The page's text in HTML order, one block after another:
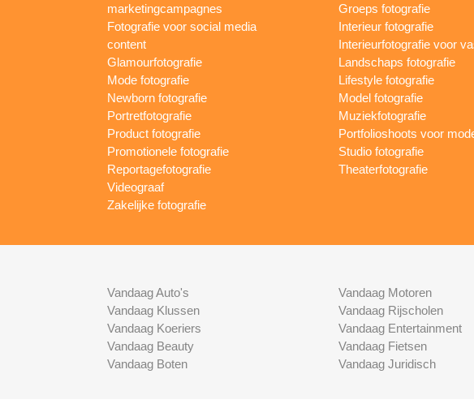
marketingcampagnes
Fotografie voor social media
content
Glamourfotografie
Mode fotografie
Newborn fotografie
Portretfotografie
Product fotografie
Promotionele fotografie
Reportagefotografie
Videograaf
Zakelijke fotografie
Groeps fotografie
Interieur fotografie
Interieurfotografie voor
Landschaps fotografie
Lifestyle fotografie
Model fotografie
Muziekfotografie
Portfolioshoots voor
Studio fotografie
Theaterfotografie
Vandaag Auto's
Vandaag Klussen
Vandaag Koeriers
Vandaag Beauty
Vandaag Boten
Vandaag Motoren
Vandaag Rijscholen
Vandaag Entertainment
Vandaag Fietsen
Vandaag Juridisch